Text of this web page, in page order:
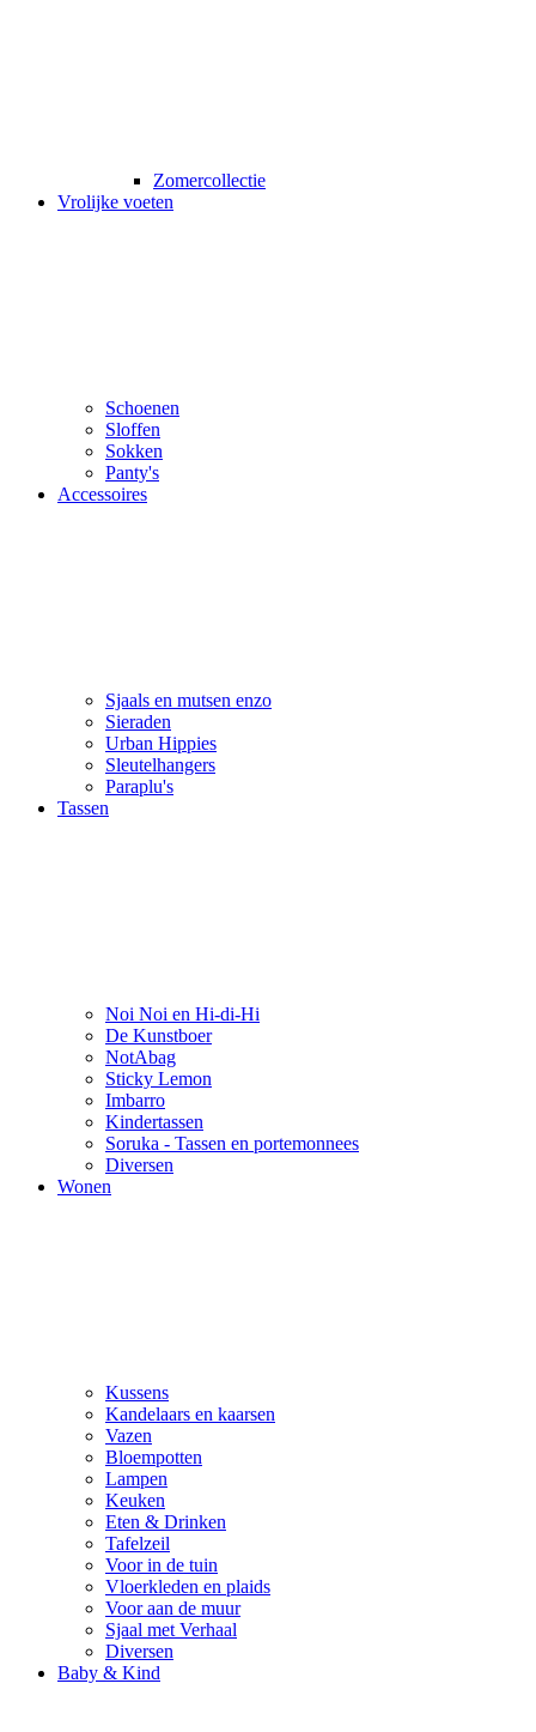
Zomercollectie
Vrolijke voeten
Schoenen
Sloffen
Sokken
Panty's
Accessoires
Sjaals en mutsen enzo
Sieraden
Urban Hippies
Sleutelhangers
Paraplu's
Tassen
Noi Noi en Hi-di-Hi
De Kunstboer
NotAbag
Sticky Lemon
Imbarro
Kindertassen
Soruka - Tassen en portemonnees
Diversen
Wonen
Kussens
Kandelaars en kaarsen
Vazen
Bloempotten
Lampen
Keuken
Eten & Drinken
Tafelzeil
Voor in de tuin
Vloerkleden en plaids
Voor aan de muur
Sjaal met Verhaal
Diversen
Baby & Kind